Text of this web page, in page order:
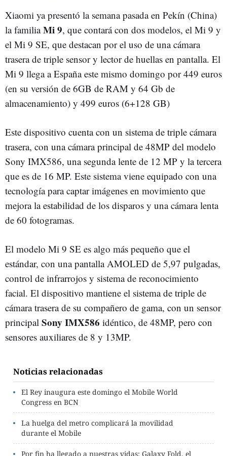
Xiaomi ya presentó la semana pasada en Pekín (China)
la familiaMi 9, que contará con dos modelos, el Mi 9 y
el Mi 9 SE, que destacan por el uso de una cámara
trasera de triple sensor y lector de huellas en pantalla. El
Mi 9 llega a España este mismo domingo por 449 euros
(en su versión de 6GB de RAM y 64 Gb de
almacenamiento) y 499 euros (6+128 GB)
Este dispositivo cuenta con un sistema de triple cámara
trasera, con una cámara principal de 48MP del modelo
Sony IMX586, una segunda lente de 12 MP y la tercera
que es de 16 MP. Este sistema viene equipado con una
tecnología para captar imágenes en movimiento que
mejora la estabilidad de los disparos y una cámara lenta
de 60 fotogramas.
El modelo Mi 9 SE es algo más pequeño que el
estándar, con una pantalla AMOLED de 5,97 pulgadas,
control de infrarrojos y sistema de reconocimiento
facial. El dispositivo mantiene el sistema de triple de
cámara trasera de su compañero de gama, con un sensor
principal Sony IMX586 idéntico, de 48MP, pero con
sensores auxiliares de 8 y 13MP.
Noticias relacionadas
El Rey inaugura este domingo el Mobile World
Congress en BCN
La huelga del metro complicará la movilidad
durante el Mobile
Por fin ha llegado a nuestras vidas: Galaxy Fold, el